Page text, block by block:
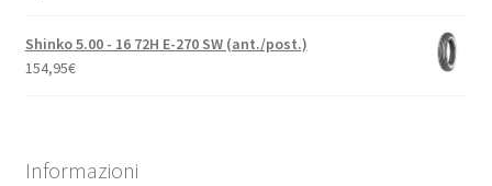
Shinko 5.00 - 16 72H E-270 SW (ant./post.)
154,95€
Informazioni